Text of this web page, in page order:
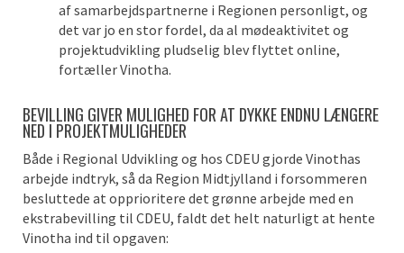
af samarbejdspartnerne i Regionen personligt, og
det var jo en stor fordel, da al mødeaktivitet og
projektudvikling pludselig blev flyttet online,
fortæller Vinotha.
BEVILLING GIVER MULIGHED FOR AT DYKKE ENDNU LÆNGERE
NED I PROJEKTMULIGHEDER
Både i Regional Udvikling og hos CDEU gjorde Vinothas
arbejde indtryk, så da Region Midtjylland i forsommeren
besluttede at opprioritere det grønne arbejde med en
ekstrabevilling til CDEU, faldt det helt naturligt at hente
Vinotha ind til opgaven: